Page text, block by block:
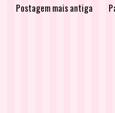
Postagem mais antiga